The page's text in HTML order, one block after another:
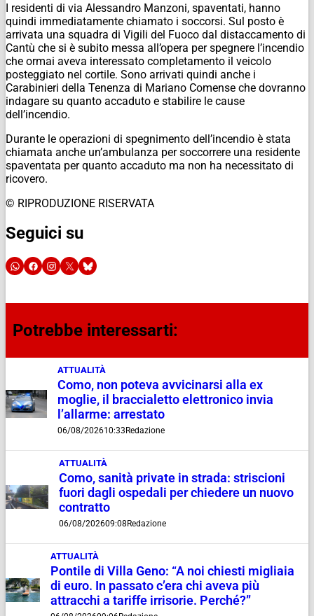
I residenti di via Alessandro Manzoni, spaventati, hanno
quindi immediatamente chiamato i soccorsi. Sul posto è
arrivata una squadra di Vigili del Fuoco dal distaccamento di
Cantù che si è subito messa all’opera per spegnere l’incendio
che ormai aveva interessato completamento il veicolo
posteggiato nel cortile. Sono arrivati quindi anche i
Carabinieri della Tenenza di Mariano Comense che dovranno
indagare su quanto accaduto e stabilire le cause
dell’incendio.
Durante le operazioni di spegnimento dell’incendio è stata
chiamata anche un’ambulanza per soccorrere una residente
spaventata per quanto accaduto ma non ha necessitato di
ricovero.
© RIPRODUZIONE RISERVATA
Seguici su
Potrebbe interessarti:
ATTUALITÀ
Como, non poteva avvicinarsi alla ex
moglie, il braccialetto elettronico invia
l’allarme: arrestato
06/08/202610:33 Redazione
ATTUALITÀ
Como, sanità private in strada: striscioni
fuori dagli ospedali per chiedere un nuovo
contratto
06/08/202609:08 Redazione
ATTUALITÀ
Pontile di Villa Geno: “A noi chiesti migliaia
di euro. In passato c’era chi aveva più
attracchi a tariffe irrisorie. Perché?”